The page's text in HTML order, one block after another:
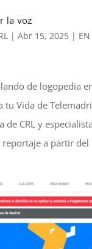
la voz
| Abr 15, 2025|
de logopedia
tu Vida de
de CRL y
reportaje a partir